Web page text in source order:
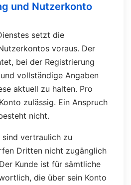
und Nutzerkonto
setzt die
voraus. Der
bei der Registrierung
vollständige Angaben
aktuell zu halten. Pro
zulässig. Ein Anspruch
nicht.
sind vertraulich zu
Dritten nicht zugänglich
Kunde ist für sämtliche
die über sein Konto